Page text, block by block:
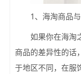
1、海淘商品
如果你在海淘
商品的差异性的话
于地区不同，在服